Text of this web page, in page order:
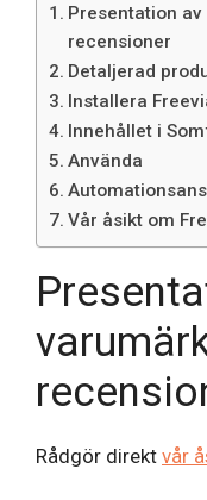
Presentation
recensioner
Detaljerad
Installera
Innehållet i
Använda
Vår åsikt om
Rådgör direkt vår